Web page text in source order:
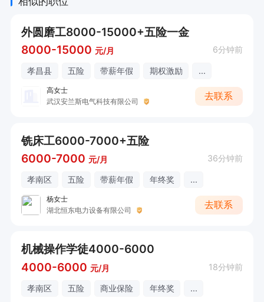
外圆磨工8000-15000+五险一金
8000-15000 元/月 6分钟前
孝昌县 五险 带薪年假 期权激励 ...
高女士
武汉安兰斯电气科技有限公司
去联系
铣床工6000-7000+五险
6000-7000 元/月 36分钟前
孝南区 五险 带薪年假 年终奖 ...
杨女士
湖北恒东电力设备有限公司
去联系
机械操作学徒4000-6000
4000-6000 元/月 18分钟前
孝南区 五险 商业保险 年终奖 ...